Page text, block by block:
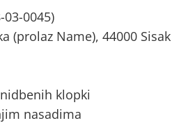
03-0045)
(prolaz Name), 44000 Sisak
klopki
nasadima